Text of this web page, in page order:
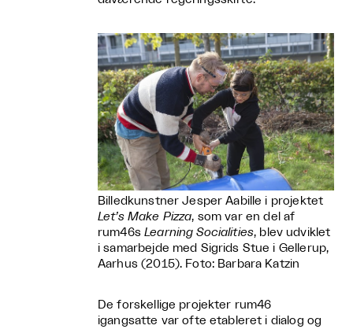
Billedkunstner Jesper Aabille i projektet
Let’s Make Pizza, som var en del af
rum46sLearning Socialities, blev udviklet
i samarbejde med Sigrids Stue i Gellerup,
Aarhus (2015). Foto: Barbara Katzin
De forskellige projekter rum46
igangsatte var ofte etableret i dialog og